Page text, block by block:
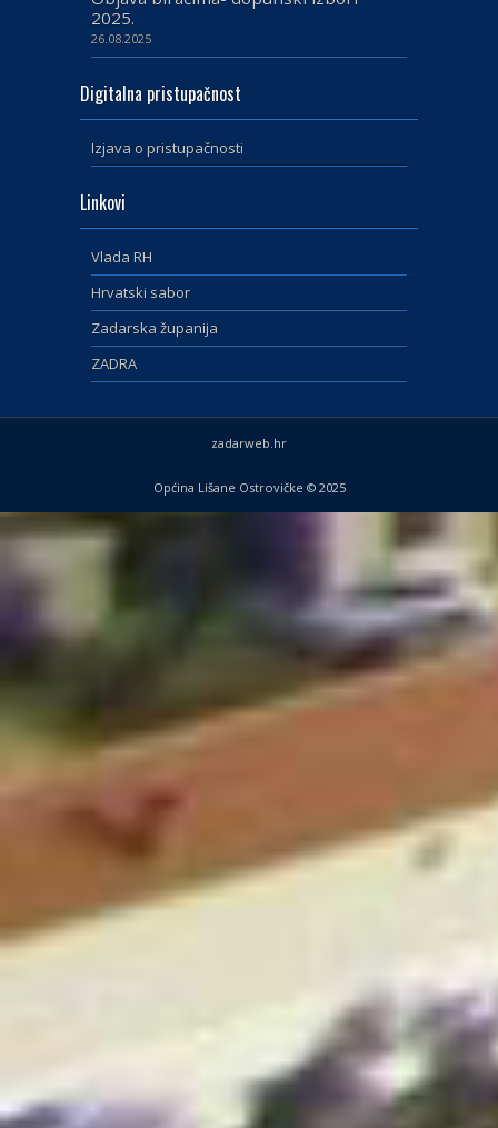
2025.
26.08.2025
Digitalna pristupačnost
Izjava o pristupačnosti
Linkovi
Vlada RH
Hrvatski sabor
Zadarska županija
ZADRA
zadarweb.hr
Općina Lišane Ostrovičke © 2025